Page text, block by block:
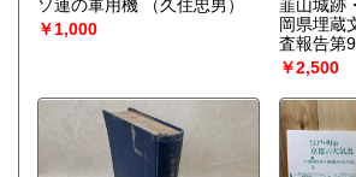
ソ連の軍用機
（久住忠男）
￥1,000
韮山城跡
岡県埋蔵
査報告第
￥2,500